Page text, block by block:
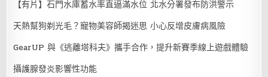
【有片】石門水庫蓄水率直逼滿水位 北水分署發布防洪警示
天熱幫狗剃光毛？寵物美容師揭迷思 小心反增皮膚病風險
GearUP 與《逃離塔科夫》攜手合作，提升新賽季線上遊戲體驗
攝護腺發炎影響性功能